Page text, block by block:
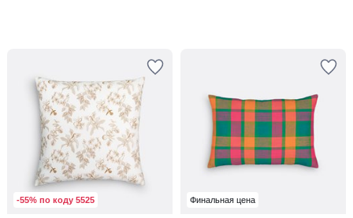
-55% по коду 5525 Финальная цена